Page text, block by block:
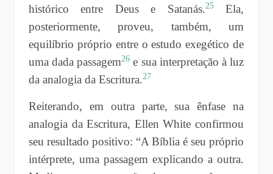
histórico entre Deus e Satanás.25
Ela,
posteriormente, proveu, também, um
equilíbrio próprio entre o estudo exegético de
uma dada passagem26 e sua interpretação à luz
da analogia da Escritura.27
Reiterando, em outra parte, sua ênfase na
analogia da Escritura, Ellen White confirmou
seu resultado positivo: “A Bíblia é seu próprio
intérprete, uma passagem explicando a outra.